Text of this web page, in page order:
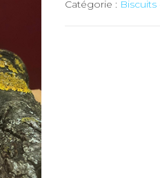
Catégorie :